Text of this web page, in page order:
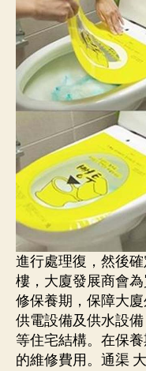
進行處理復，然後
樓，大廈發展商會
修保養期，保障大廈
供電設備及供水設
等住宅結構。在保
的維修費用。通渠